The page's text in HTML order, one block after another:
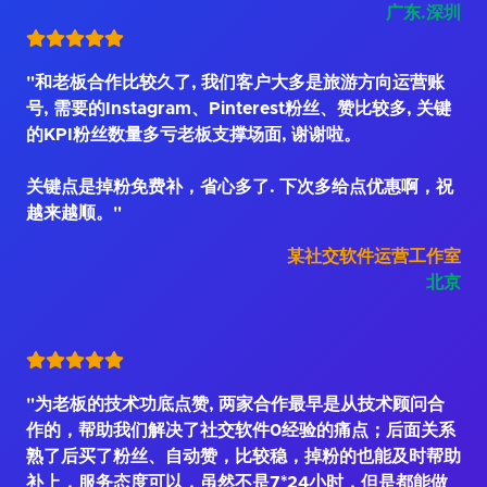
广东.深圳
"和老板合作比较久了, 我们客户大多是旅游方向运营账
号, 需要的Instagram、Pinterest粉丝、赞比较多, 关键
的KPI粉丝数量多亏老板支撑场面, 谢谢啦。
关键点是掉粉免费补，省心多了. 下次多给点优惠啊，祝
越来越顺。"
某社交软件运营工作室
北京
"为老板的技术功底点赞, 两家合作最早是从技术顾问合
作的，帮助我们解决了社交软件0经验的痛点；后面关系
熟了后买了粉丝、自动赞，比较稳，掉粉的也能及时帮助
补上，服务态度可以，虽然不是7*24小时，但是都能做